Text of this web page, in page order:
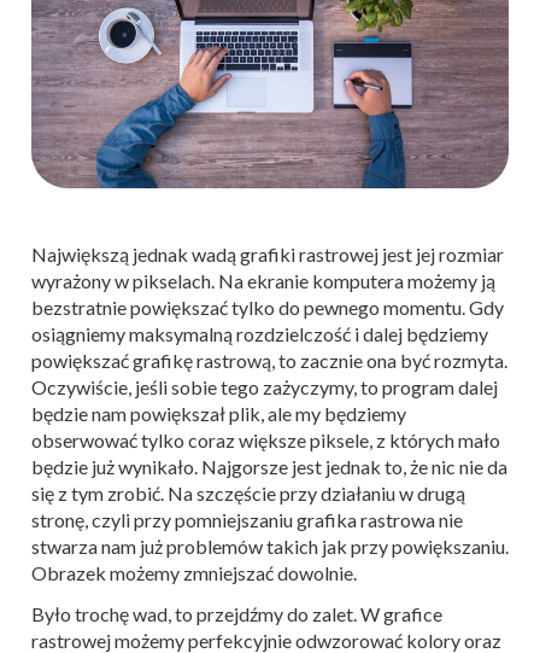
Największą jednak wadą grafiki rastrowej jest jej rozmiar
wyrażony w pikselach. Na ekranie komputera możemy ją
bezstratnie powiększać tylko do pewnego momentu. Gdy
osiągniemy maksymalną rozdzielczość i dalej będziemy
powiększać grafikę rastrową, to zacznie ona być rozmyta.
Oczywiście, jeśli sobie tego zażyczymy, to program dalej
będzie nam powiększał plik, ale my będziemy
obserwować tylko coraz większe piksele, z których mało
będzie już wynikało. Najgorsze jest jednak to, że nic nie da
się z tym zrobić. Na szczęście przy działaniu w drugą
stronę, czyli przy pomniejszaniu grafika rastrowa nie
stwarza nam już problemów takich jak przy powiększaniu.
Obrazek możemy zmniejszać dowolnie.
Było trochę wad, to przejdźmy do zalet. W grafice
rastrowej możemy perfekcyjnie odwzorować kolory oraz